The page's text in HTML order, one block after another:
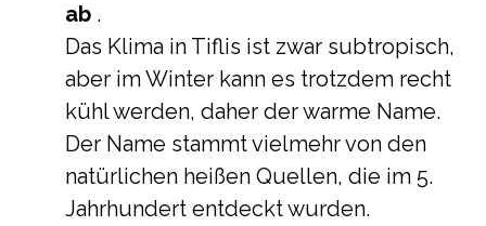
ab .
Das Klima in Tiflis ist zwar subtropisch,
aber im Winter kann es trotzdem recht
kühl werden, daher der warme Name.
Der Name stammt vielmehr von den
natürlichen heißen Quellen, die im 5.
Jahrhundert entdeckt wurden.